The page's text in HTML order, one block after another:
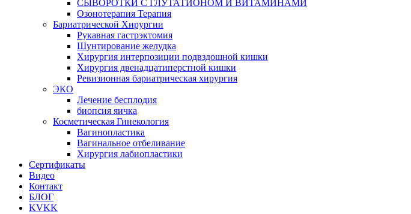
СЫВОРОТКИ С ГЛУТАТИОНОМ И ВИТАМИНАМИ
Озонотерапия Терапия
Бариатрической Хирургии
Рукавная гастрэктомия
Шунтирование желудка
Хирургия интерпозиции подвздошной кишки
Хирургия двенадцатиперстной кишки
Ревизионная бариатрическая хирургия
ЭКО
Лечение бесплодия
биопсия яичка
Косметическая Гинекология
Вагинопластика
Вагинальное отбеливание
Хирургия лабиопластики
Сертификаты
Видео
Контакт
БЛОГ
KVKK